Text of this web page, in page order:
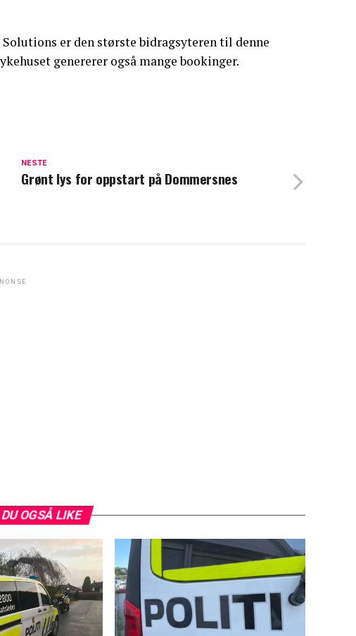
er den største bidragsyteren til denne
genererer også mange bookinger.
NESTE
Grønt lys for oppstart på Dommersnes
OGSÅ LIKE